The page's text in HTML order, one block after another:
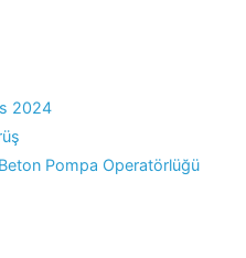
2024
Beton Pompa Operatörlüğü